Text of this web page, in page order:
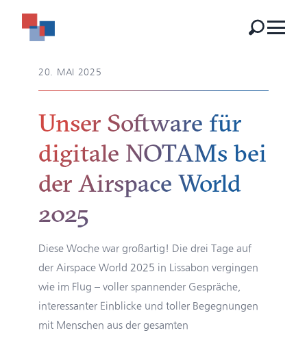
20. MAI 2025
Unser Software für
digitale NOTAMs bei
der Airspace World
2025
Diese Woche war großartig! Die drei Tage auf
der Airspace World 2025 in Lissabon vergingen
wie im Flug – voller spannender Gespräche,
interessanter Einblicke und toller Begegnungen
mit Menschen aus der gesamten